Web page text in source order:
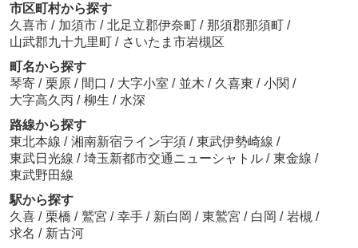
市区町村から探す
久喜市 / 加須市 / 北足立郡伊奈町 / 那須郡那須町 /
山武郡九十九里町 / さいたま市岩槻区
町名から探す
琴寄 / 栗原 / 間口 / 大字小室 / 並木 / 久喜東 / 小関 /
大字高久丙 / 柳生 / 水深
路線から探す
東北本線 / 湘南新宿ライン宇須 / 東武伊勢崎線 /
東武日光線 / 埼玉新都市交通ニューシャトル / 東金線 /
東武野田線
駅から探す
久喜 / 栗橋 / 鷲宮 / 幸手 / 新白岡 / 東鷲宮 / 白岡 / 岩槻 /
求名 / 新古河